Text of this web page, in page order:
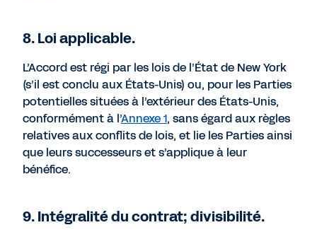
8. Loi applicable.
L’Accord est régi par les lois de l’État de New York
(s’il est conclu aux États-Unis) ou, pour les Parties
potentielles situées à l’extérieur des États-Unis,
conformément à l’Annexe 1, sans égard aux règles
relatives aux conflits de lois, et lie les Parties ainsi
que leurs successeurs et s’applique à leur
bénéfice.
9. Intégralité du contrat; divisibilité.